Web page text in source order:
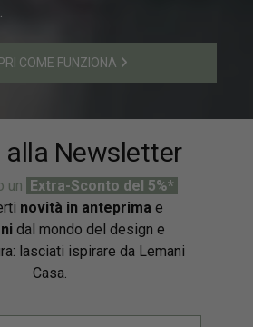
COME FUNZIONA
alla Newsletter
un Extra-Sconto del 5%*
novità in anteprima e
dal mondo del design e
lasciati ispirare da Lemani
Casa.